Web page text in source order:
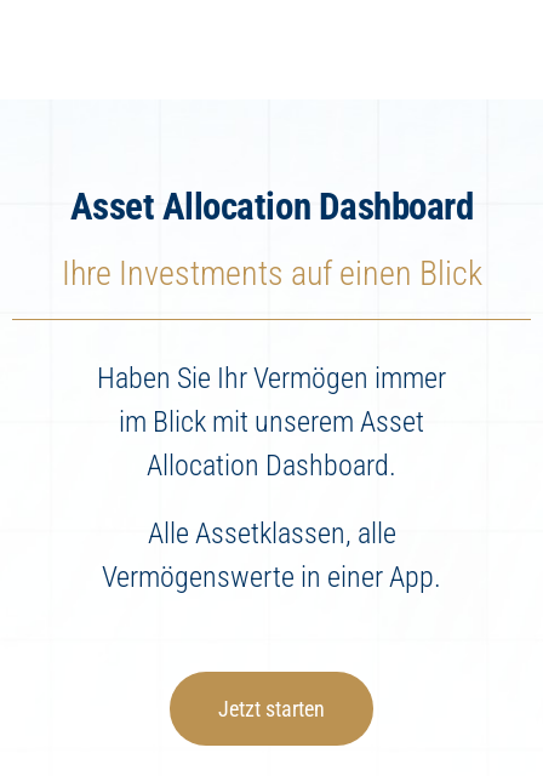
Asset Allocation Dashboard
Ihre Investments auf einen Blick
Haben Sie Ihr Vermögen immer
im Blick mit unserem Asset
Allocation Dashboard.
Alle Assetklassen, alle
Vermögenswerte in einer App.
Jetzt starten